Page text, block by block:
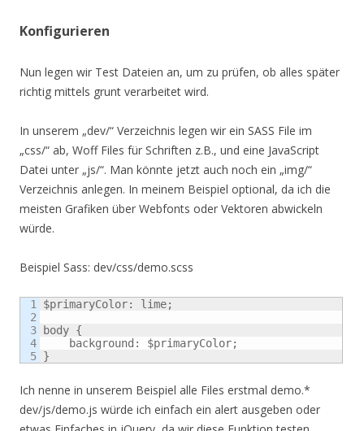
Konfigurieren
Nun legen wir Test Dateien an, um zu prüfen, ob alles später
richtig mittels grunt verarbeitet wird.
In unserem „dev/“ Verzeichnis legen wir ein SASS File im
„css/“ ab, Woff Files für Schriften z.B., und eine JavaScript
Datei unter „js/“. Man könnte jetzt auch noch ein „img/“
Verzeichnis anlegen. In meinem Beispiel optional, da ich die
meisten Grafiken über Webfonts oder Vektoren abwickeln
würde.
Beispiel Sass: dev/css/demo.scss
1
2
3
4
$primaryColor: lime;
body {
    background: $primaryColor;
}
Ich nenne in unserem Beispiel alle Files erstmal demo.*
dev/js/demo.js würde ich einfach ein alert ausgeben oder